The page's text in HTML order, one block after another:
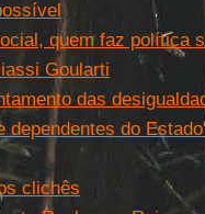
quem faz política
Goularti
das
do
clichês